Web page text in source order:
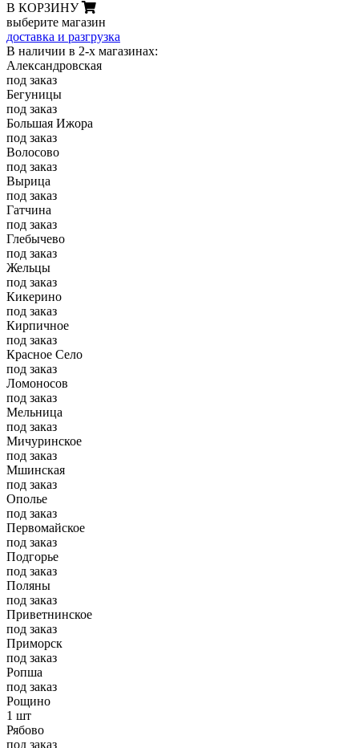
В КОРЗИНУ
выберите магазин
доставка и разгрузка
В наличии в 2-х магазинах:
Александровская
под заказ
Бегуницы
под заказ
Большая Ижора
под заказ
Волосово
под заказ
Вырица
под заказ
Гатчина
под заказ
Глебычево
под заказ
Жельцы
под заказ
Кикерино
под заказ
Кирпичное
под заказ
Красное Село
под заказ
Ломоносов
под заказ
Мельница
под заказ
Мичуринское
под заказ
Мшинская
под заказ
Ополье
под заказ
Первомайское
под заказ
Подгорье
под заказ
Поляны
под заказ
Приветнинское
под заказ
Приморск
под заказ
Ропша
под заказ
Рощино
1 шт
Рябово
под заказ